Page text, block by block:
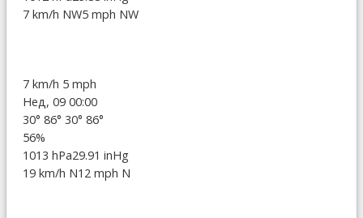
7 km/h NW5 mph NW
7 km/h 5 mph
Нед, 09 00:00
30° 86° 30° 86°
56%
1013 hPa29.91 inHg
19 km/h N12 mph N